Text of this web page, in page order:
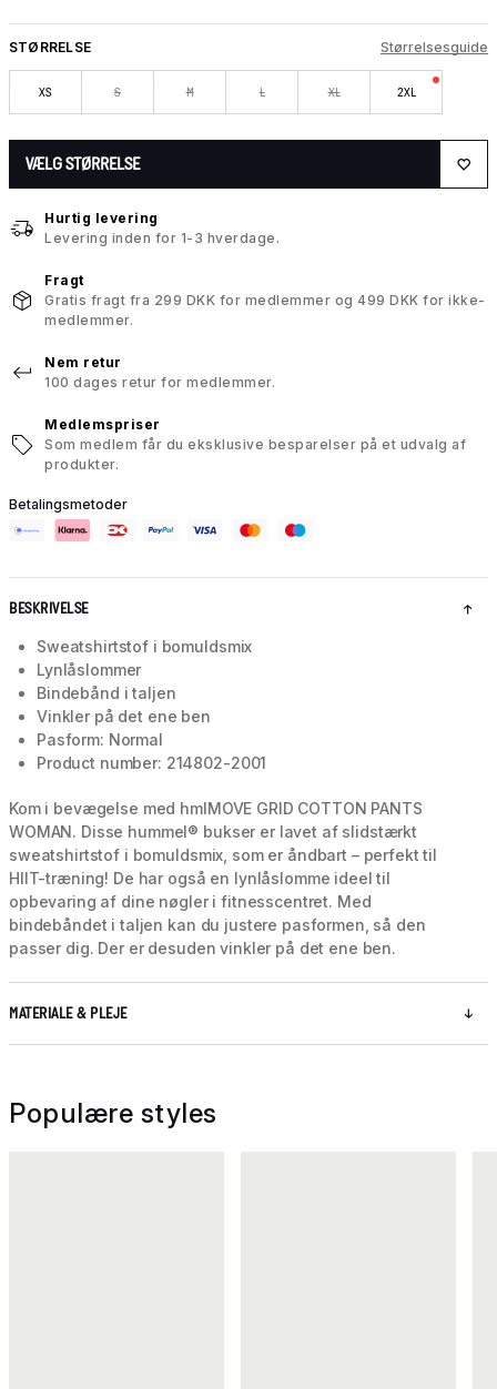
STØRRELSE Størrelsesguide
XS S M L XL 2XL
VÆLG STØRRELSE
Hurtig levering
Levering inden for 1-3 hverdage.
Fragt
Gratis fragt fra 299 DKK for medlemmer og 499 DKK for ikke-
medlemmer.
Nem retur
100 dages retur for medlemmer.
Medlemspriser
Som medlem får du eksklusive besparelser på et udvalg af
produkter.
Betalingsmetoder
BESKRIVELSE
Sweatshirtstof i bomuldsmix
Lynlåslommer
Bindebånd i taljen
Vinkler på det ene ben
Pasform: Normal
Product number: 214802-2001
Kom i bevægelse med hmlMOVE GRID COTTON PANTS
WOMAN. Disse hummel® bukser er lavet af slidstærkt
sweatshirtstof i bomuldsmix, som er åndbart – perfekt til
HIIT-træning! De har også en lynlåslomme ideel til
opbevaring af dine nøgler i fitnesscentret. Med
bindebåndet i taljen kan du justere pasformen, så den
passer dig. Der er desuden vinkler på det ene ben.
MATERIALE & PLEJE
Populære styles